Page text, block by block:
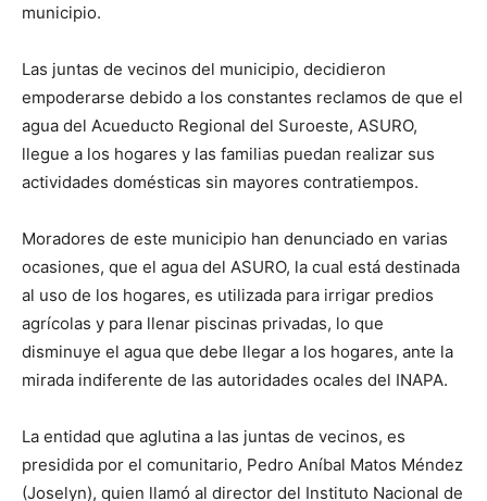
municipio.
Las juntas de vecinos del municipio, decidieron
empoderarse debido a los constantes reclamos de que el
agua del Acueducto Regional del Suroeste, ASURO,
llegue a los hogares y las familias puedan realizar sus
actividades domésticas sin mayores contratiempos.
Moradores de este municipio han denunciado en varias
ocasiones, que el agua del ASURO, la cual está destinada
al uso de los hogares, es utilizada para irrigar predios
agrícolas y para llenar piscinas privadas, lo que
disminuye el agua que debe llegar a los hogares, ante la
mirada indiferente de las autoridades ocales del INAPA.
La entidad que aglutina a las juntas de vecinos, es
presidida por el comunitario, Pedro Aníbal Matos Méndez
(Joselyn), quien llamó al director del Instituto Nacional de